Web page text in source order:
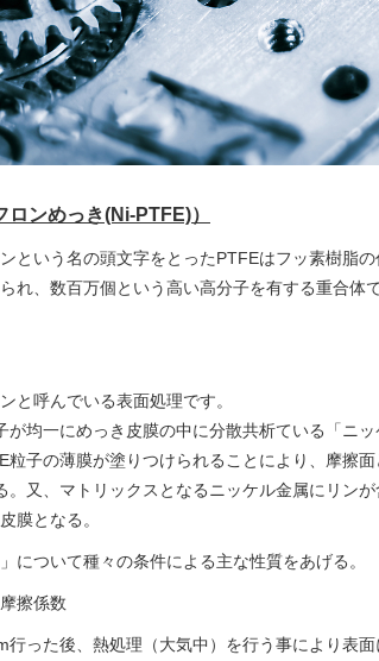
ンめっき(Ni-PTFE)）
という名の頭文字をとったPTFEはフッ素樹脂
れ、数百万個という高い高分子を有する重合
と呼んでいる表面処理です。
が均一にめっき皮膜の中に分散共析ている「ニ
粒子の薄膜が塗りつけられることにより、摩擦
。又、マトリックスとなるニッケル金属にリン
膜となる。
について種々の条件による主な性質をあげる。
擦係数
行った後、熱処理（大気中）を行う事により表